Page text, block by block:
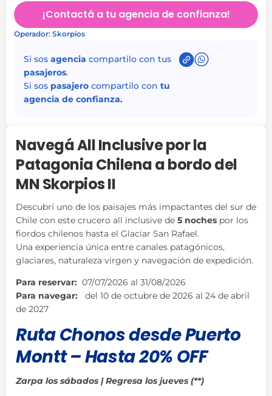
¡Contactá a tu agencia de confianza!
Operador: Skorpios
Si sos agencia compartilo con tus
pasajeros.
Si sos pasajerocompartilo con tu
agencia de confianza.
Navegá All Inclusive por la
Patagonia Chilena a bordo del
MN Skorpios II
Descubrí uno de los paisajes más impactantes del sur de
Chile con este crucero all inclusive de 5 noches por los
fiordos chilenos hasta el Glaciar San Rafael.
Una experiencia única entre canales patagónicos,
glaciares, naturaleza virgen y navegación de expedición.
Para reservar: 07/07/2026 al 31/08/2026
Para navegar: del 10 de octubre de 2026 al 24 de abril
de 2027
Ruta Chonos desde Puerto
Montt –Hasta 20% OFF
Zarpa los sábados | Regresa los jueves (**)